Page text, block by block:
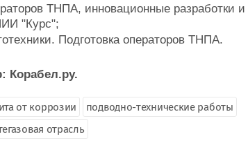
ТНПА, инновационные разработки и
"Курс";
Подготовка операторов ТНПА.
Корабел.ру.
от коррозии
подводно-технические работы
отрасль